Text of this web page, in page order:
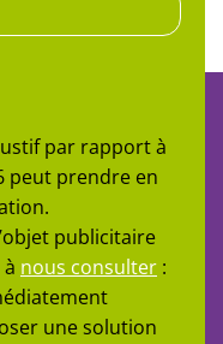
par rapport à
peut prendre en
publicitaire
nous consulter :
une solution